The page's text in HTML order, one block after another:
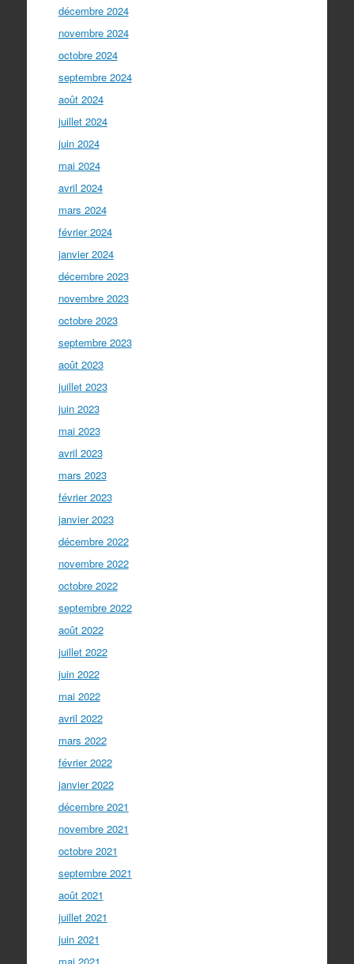
décembre 2024
novembre 2024
octobre 2024
septembre 2024
août 2024
juillet 2024
juin 2024
mai 2024
avril 2024
mars 2024
février 2024
janvier 2024
décembre 2023
novembre 2023
octobre 2023
septembre 2023
août 2023
juillet 2023
juin 2023
mai 2023
avril 2023
mars 2023
février 2023
janvier 2023
décembre 2022
novembre 2022
octobre 2022
septembre 2022
août 2022
juillet 2022
juin 2022
mai 2022
avril 2022
mars 2022
février 2022
janvier 2022
décembre 2021
novembre 2021
octobre 2021
septembre 2021
août 2021
juillet 2021
juin 2021